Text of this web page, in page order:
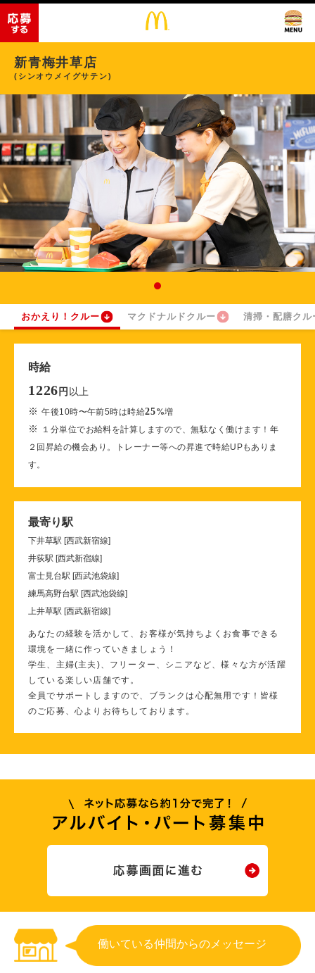
新青梅井草店
(シンオウメイグサテン)
おかえり！クルー マクドナルドクルー 清掃・配膳クル
時給
1226 円 以上
※午後10時〜午前5時は時給25%増
※
１分単位でお給料を計算しますので、無駄なく働けます！年
２回昇給の機会あり。トレーナー等への昇進で時給UPもありま
す。
最寄り駅
下井草駅 [西武新宿線]
井荻駅 [西武新宿線]
富士見台駅 [西武池袋線]
練馬高野台駅 [西武池袋線]
上井草駅 [西武新宿線]
あなたの経験を活かして、お客様が気持ちよくお食事できる
環境を一緒に作っていきましょう！
学生、主婦(主夫)、フリーター、シニアなど、様々な方が活躍
している楽しい店舗です。
全員でサポートしますので、ブランクは心配無用です！皆様
のご応募、心よりお待ちしております。
働いている仲間からのメッセージ